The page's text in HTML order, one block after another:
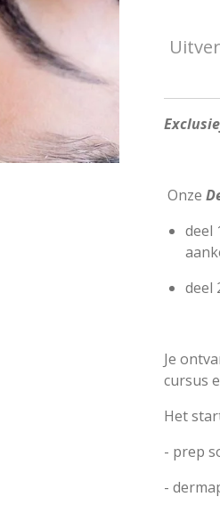
Onze
deel
deel
Je
cursus
Het
- prep
-